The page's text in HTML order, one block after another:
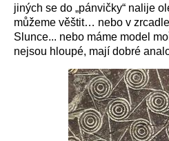
jiných se do „pánvičky“ nalije
můžeme věštit… nebo v
Slunce... nebo máme model
nejsou hloupé, mají dobré